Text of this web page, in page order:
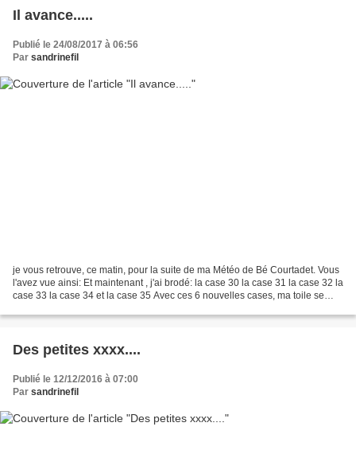
Il avance.....
Publié le 24/08/2017 à 06:56
Par sandrinefil
je vous retrouve, ce matin, pour la suite de ma Météo de Bé Courtadet. Vous
l'avez vue ainsi: Et maintenant , j'ai brodé: la case 30 la case 31 la case 32 la
case 33 la case 34 et la case 35 Avec ces 6 nouvelles cases, ma toile se
Des petites xxxx....
Publié le 12/12/2016 à 07:00
Par sandrinefil